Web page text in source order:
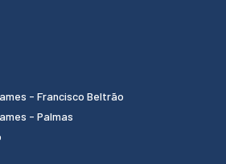
- Francisco Beltrão
- Palmas